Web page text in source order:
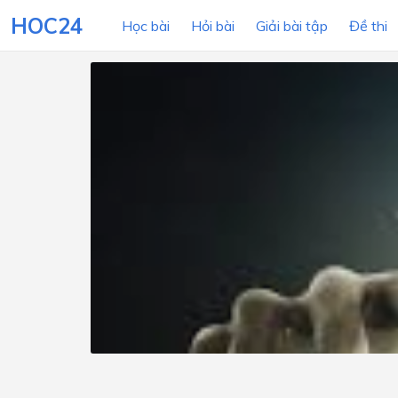
HOC24 Học bài Hỏi bài Giải bài tập Đề thi